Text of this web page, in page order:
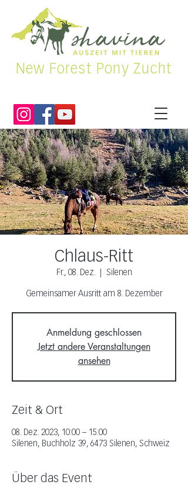
New Forest Pony Zucht
Chlaus-Ritt
Fr., 08. Dez.
  |
Silenen
Gemeinsamer Ausritt am 8. Dezember
Anmeldung geschlossen
Jetzt andere Veranstaltungen
ansehen
Zeit & Ort
08. Dez. 2023, 10:00 – 15:00
Silenen, Buchholz 39, 6473 Silenen, Schweiz
Über das Event